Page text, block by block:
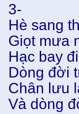
3-
Hè sang
Giọt mưa
Hạc bay
Dòng đời
Chân lưu
Và dòng